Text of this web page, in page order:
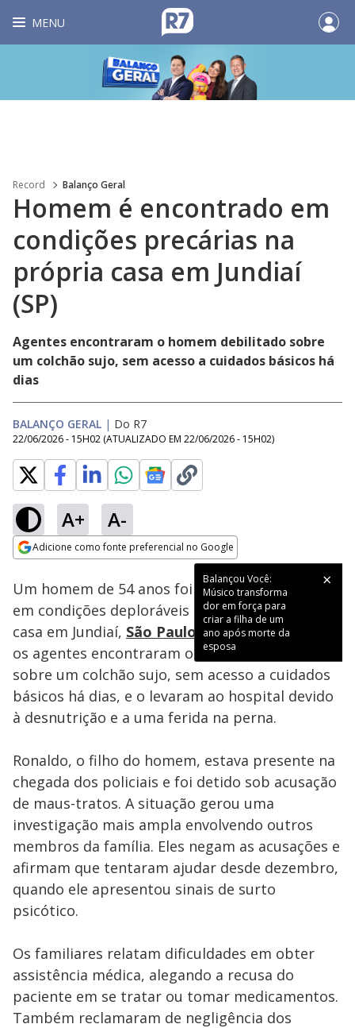
MENU
Record Balanço Geral
Homem é encontrado em
condições precárias na
própria casa em Jundiaí
(SP)
Agentes encontraram o homem debilitado sobre
um colchão sujo, sem acesso a cuidados básicos há
dias
BALANÇO GERAL | Do R7
22/06/2026 - 15H02 (ATUALIZADO EM 22/06/2026 - 15H02)
A+ A-
Adicione como fonte preferencial no Google
Balançou Você:
Músico transforma
dor em força para
criar a filha de um
ano após morte da
esposa
Ativar
Loaded :
16.32%
Um homem de 54 anos foi descoberto vivendo
em condições deploráveis na garagem de sua
casa em Jundiaí, São Paulo . Ao chegar ao local,
os agentes encontraram o homem debilitado
sobre um colchão sujo, sem acesso a cuidados
básicos há dias, e o levaram ao hospital devido
à desnutrição e a uma ferida na perna.
Ronaldo, o filho do homem, estava presente na
chegada dos policiais e foi detido sob acusação
de maus-tratos. A situação gerou uma
investigação mais ampla envolvendo outros
membros da família. Eles negam as acusações e
afirmam que tentaram ajudar desde dezembro,
quando ele apresentou sinais de surto
psicótico.
Os familiares relatam dificuldades em obter
assistência médica, alegando a recusa do
paciente em se tratar ou tomar medicamentos.
Também reclamaram de negligência dos